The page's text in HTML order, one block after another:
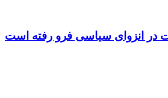
در انزوای سیاسی فرو رفته است